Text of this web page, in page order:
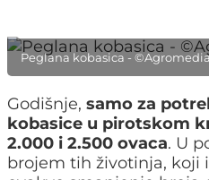
Peglana kobasica -
Godišnje, samo za
kobasice u pirotskom
2.000 i 2.500 ovaca. U
brojem tih životinja, koji